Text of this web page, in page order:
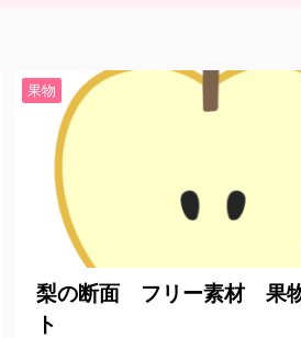
果物
梨の断面 フリー素材 果
ト